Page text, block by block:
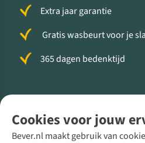
Cookies voor jouw
Bever.nl maakt gebruik van
Extra jaar garantie
Gratis wasbeurt voor je
365 dagen bedenktijd